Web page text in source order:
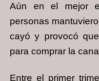
Aún en el mejor
personas
cayó y provocó
para comprar la
Entre el primer